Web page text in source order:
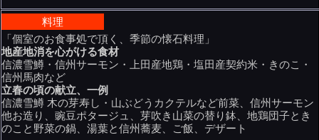
料理
「個室のお食事処で頂く、季節の懐石料理」
地産地消を心がける食材
信濃雪鱒・信州サーモン・上田産地鶏・塩田産契約米・きのこ・
信州馬肉など
立春の頃の献立、一例
信濃雪鱒 木の芽寿し・山ぶどうカクテルなど前菜、信州サーモン
他お造り、豌豆ポタージュ、芽吹き山菜の替り鉢、地鶏団子とき
のこと野菜の鍋、湯葉と信州蕎麦、ご飯、デザート